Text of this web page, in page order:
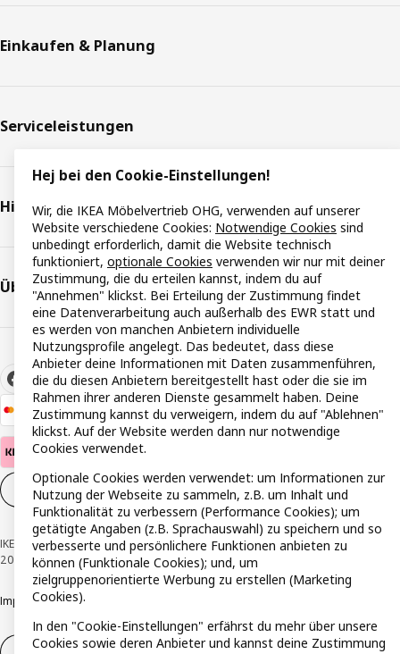
Einkaufen & Planung
Serviceleistungen
Hilfe & Support
Über IKEA
Cookie-Einstellungen DE
IKEA Österreich - Südring, 2334 Vösendorf © Inter IKEA Systems B.V. 1999-
2026
ImpressumDatenschutzerklärung
Hej bei den Cookie-Einstellungen!
Wir, die IKEA Möbelvertrieb OHG, verwenden auf unserer
Website verschiedene Cookies: Notwendige Cookies sind
unbedingt erforderlich, damit die Website technisch
funktioniert, optionale Cookies verwenden wir nur mit deiner
Zustimmung, die du erteilen kannst, indem du auf
"Annehmen" klickst. Bei Erteilung der Zustimmung findet
eine Datenverarbeitung auch außerhalb des EWR statt und
es werden von manchen Anbietern individuelle
Nutzungsprofile angelegt. Das bedeutet, dass diese
Anbieter deine Informationen mit Daten zusammenführen,
die du diesen Anbietern bereitgestellt hast oder die sie im
Rahmen ihrer anderen Dienste gesammelt haben. Deine
Zustimmung kannst du verweigern, indem du auf "Ablehnen"
klickst. Auf der Website werden dann nur notwendige
Cookies verwendet.
Optionale Cookies werden verwendet: um Informationen zur
Nutzung der Webseite zu sammeln, z.B. um Inhalt und
Funktionalität zu verbessern (Performance Cookies); um
getätigte Angaben (z.B. Sprachauswahl) zu speichern und so
verbesserte und persönlichere Funktionen anbieten zu
können (Funktionale Cookies); und, um
zielgruppenorientierte Werbung zu erstellen (Marketing
Cookies).
In den "Cookie-Einstellungen" erfährst du mehr über unsere
Cookies sowie deren Anbieter und kannst deine Zustimmung